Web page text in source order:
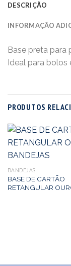
DESCRIÇÃO
INFORMAÇÃO
Base preta para
Ideal para bolos
PRODUTOS
BANDEJAS
BASE DE CARTÃO
RETANGULAR